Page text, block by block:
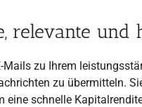
relevante
Mails zu Ihrem
zu übermitteln.
eine schnelle